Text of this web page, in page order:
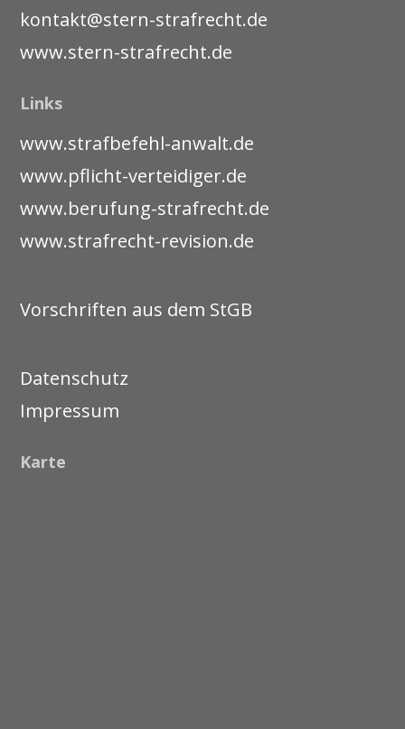
kontakt@stern-strafrecht.de
www.stern-strafrecht.de
Links
www.strafbefehl-anwalt.de
www.pflicht-verteidiger.de
www.berufung-strafrecht.de
www.strafrecht-revision.de
Vorschriften aus dem StGB
Datenschutz
Impressum
Karte